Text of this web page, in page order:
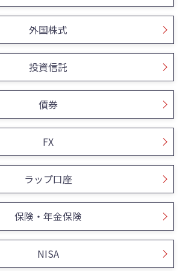
外国株式
投資信託
債券
FX
ラップ口座
保険・年金保険
NISA